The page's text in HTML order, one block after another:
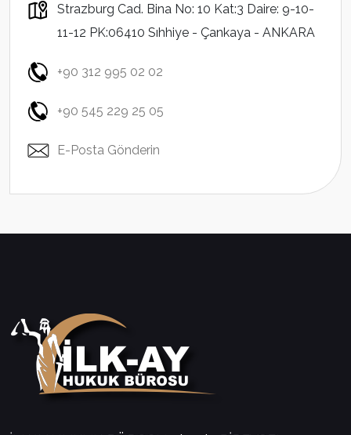
Strazburg Cad. Bina No: 10 Kat:3 Daire: 9-10-
11-12 PK:06410 Sıhhiye - Çankaya - ANKARA
+90 312 995 02 02
+90 545 229 25 05
E-Posta Gönderin